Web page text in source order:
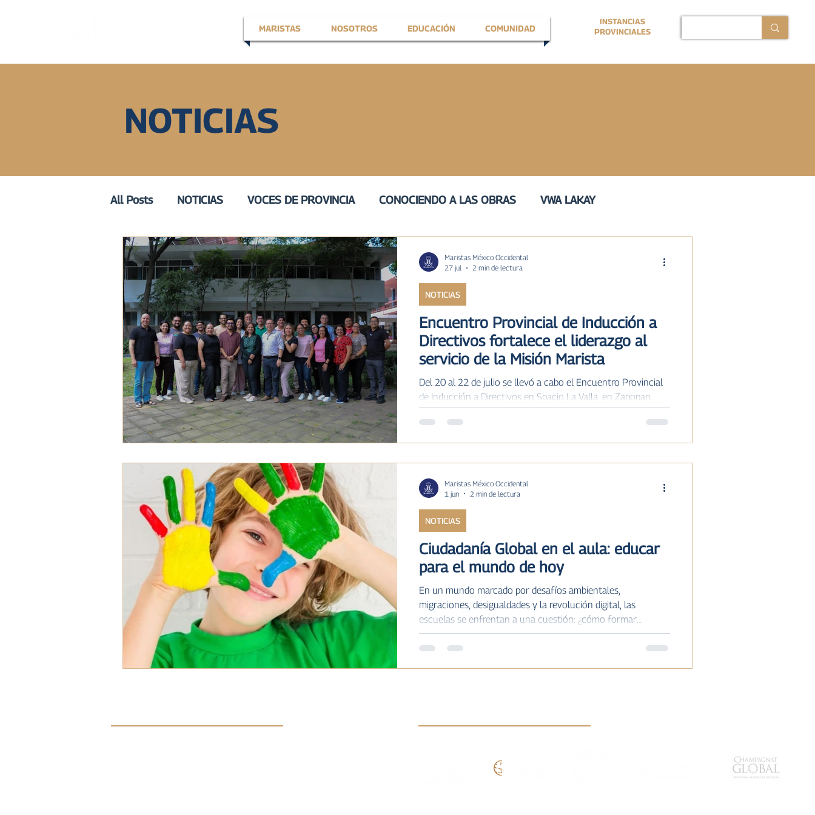
MARISTAS NOSOTROS EDUCACIÓN COMUNIDAD
INSTANCIAS
PROVINCIALES
NOTICIAS
All Posts NOTICIAS VOCES DE PROVINCIA CONOCIENDO A LAS OBRAS VWA LAKAY
EN LA VOZ DE VOZ ACTIVA III VOZ DE SERVICIO
VOZ EXPERTA AÑO JUBILAR MARISTA MARISTAS A TRÁVES DE LA HISTORIA
VOCES GLOBALES noticias
Encuentro Provincial de Inducción a
Directivos fortalece el liderazgo al
servicio de la Misión Marista
Del 20 al 22 de julio se llevó a cabo el Encuentro Provincial
de Inducción a Directivos en Spacio La Valla, en Zapopan,
Jalisco, una iniciativa organizada por el Consejo para la
Misión Marista con el propósito de acompañar a quienes
asumirán una función directiva durante el ciclo escolar
Hermano Provincial y su Consejo para animar la Misión
Educativa Marista en las d
NOTICIAS
Maristas México Occidental
27 jul
2 min de lectura
Ciudadanía Global en el aula: educar
para el mundo de hoy
En un mundo marcado por desafíos ambientales,
migraciones, desigualdades y la revolución digital, las
escuelas se enfrentan a una cuestión: ¿cómo formar
personas capaces de comprender y transformar el mundo?
La Ciudadanía Global propone una forma de enseñar y
NOTICIAS
Maristas México Occidental
1 jun
2 min de lectura